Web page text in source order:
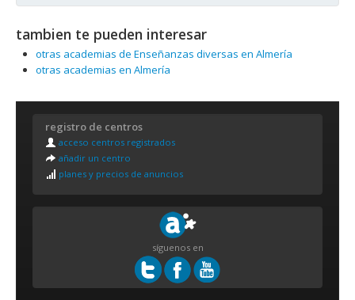
tambien te pueden interesar
otras academias de Enseñanzas diversas en Almería
otras academias en Almería
registro de centros
acceso centros registrados
añadir un centro
planes y precios de anuncios
síguenos en